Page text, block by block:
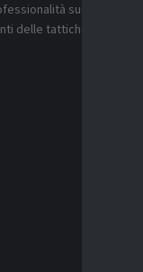
sui
delle tattiche